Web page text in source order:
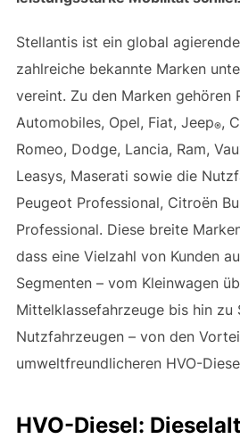
Stellantis ist ein global
zahlreiche bekannte Marken
vereint. Zu den Marken gehören
Automobiles, Opel, Fiat, Jeep®,
Romeo, Dodge, Lancia, Ram,
Leasys, Maserati sowie die
Peugeot Professional, Citroën
Professional. Diese breite
dass eine Vielzahl von Kunden
Segmenten – vom Kleinwagen
Mittelklassefahrzeuge bis hin zu
Nutzfahrzeugen – von den
umweltfreundlicheren HVO-
HVO-Diesel: